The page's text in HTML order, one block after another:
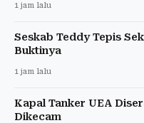
1 jam lalu
Seskab Teddy Tepis
Buktinya
1 jam lalu
Kapal Tanker UEA
Dikecam